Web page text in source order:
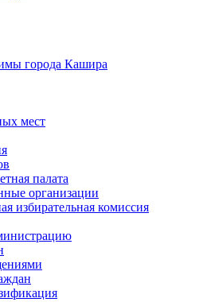
города Кашира
мест
палата
организации
избирательная комиссия